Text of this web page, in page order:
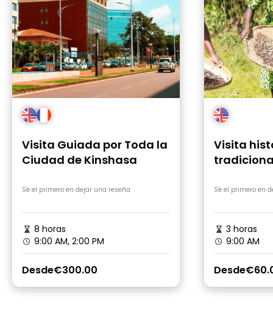
Visita Guiada por Toda la
Ciudad de Kinshasa
Sé el primero en dejar una reseña
8 horas
9:00 AM, 2:00 PM
Desde€300.00
Visita
Sé el primero en
3 horas
9:00 AM
Desde